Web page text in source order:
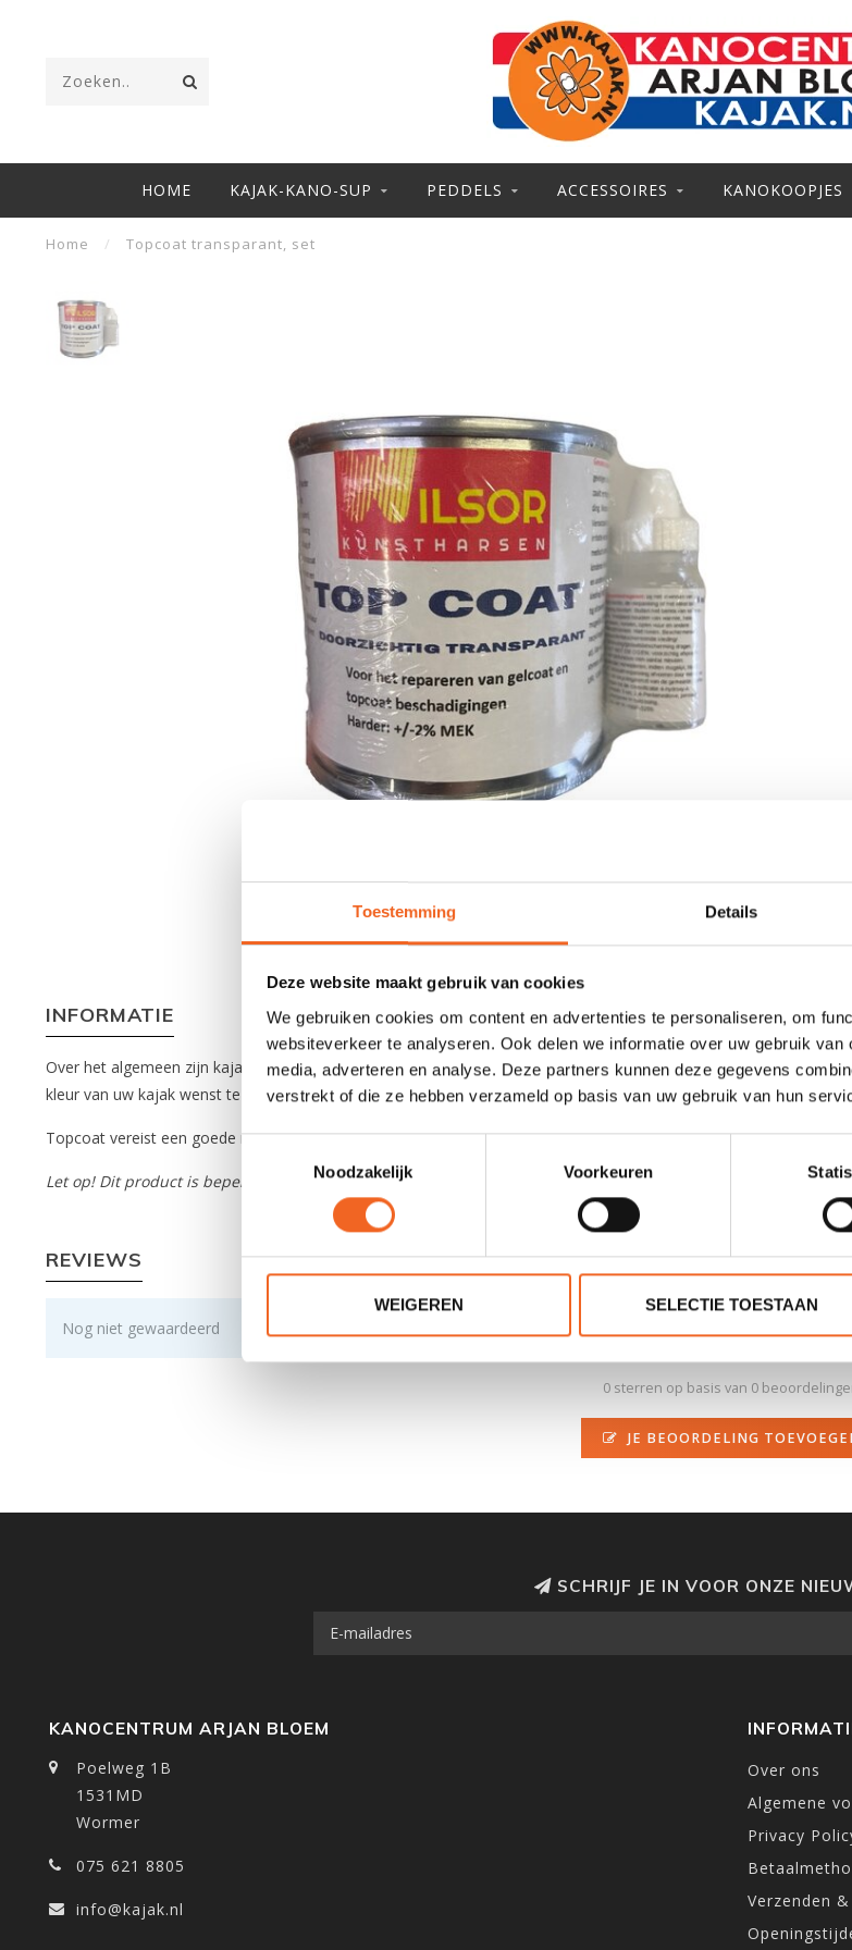
Toestemming Details
Deze website maakt gebruik van cookies
We gebruiken cookies om content en advertenties te personaliseren, om
websiteverkeer te analyseren. Ook delen we informatie over uw gebruik
media, adverteren en analyse. Deze partners kunnen deze gegevens
verstrekt of die ze hebben verzameld op basis van uw gebruik van hun
Toestemmingsselectie
Noodzakelijk
Voorkeuren
WEIGEREN SELECTIE TOESTAAN
HOME KAJAK-KANO-SUP PEDDELS ACCESSOIRES KANOKOOPJES
Home / Topcoat transparant, set
INFORMATIE
Over het algemeen zijn kajaks afgewerkt met een kleur laag gelcoat en kan u een beschadiging repareren met
kleur van uw kajak wenst te krijgen dan kan u hiervoor het pigment aanschaffen en deze vermengen.
Topcoat vereist een goede mix met harder, dit staat op de beschrijving van het product.
Let op! Dit product is beperkt houdbaar.
REVIEWS
Nog niet gewaardeerd
0 sterren op basis van 0
JE BEOORDELING
SCHRIJF JE IN VOOR ONZE
KANOCENTRUM ARJAN BLOEM
Poelweg 1B
1531MD
Wormer
075 621 8805
info@kajak.nl
Over ons
Algemene
Privacy
Verzenden